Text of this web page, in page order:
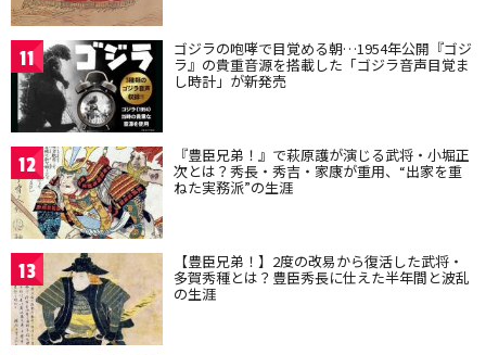
11 ゴジラの咆哮で目覚める朝…1954年公開『ゴジ
ラ』の貴重音源を搭載した「ゴジラ音声目覚ま
し時計」が新発売
12 『豊臣兄弟！』で萩原護が演じる武将・小堀正
次とは？秀長・秀吉・家康が重用、“出家を重
ねた実務派”の生涯
13 【豊臣兄弟！】2度の改易から復活した武将・
多賀秀種とは？豊臣秀長に仕えた半年間と波乱
の生涯